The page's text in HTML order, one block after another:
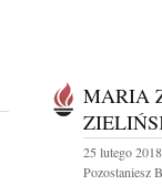
MARIA
25 lutego
Pozostaniesz